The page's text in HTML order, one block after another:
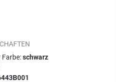
Farbe:schwarz